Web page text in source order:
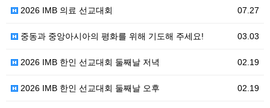
07.27
2026 IMB 의료 선교대회
03.03
중동과 중앙아시아의 평화를 위해 기도해 주세요!
02.19
2026 IMB 한인 선교대회 둘째날 저녁
02.19
2026 IMB 한인 선교대회 둘째날 오후